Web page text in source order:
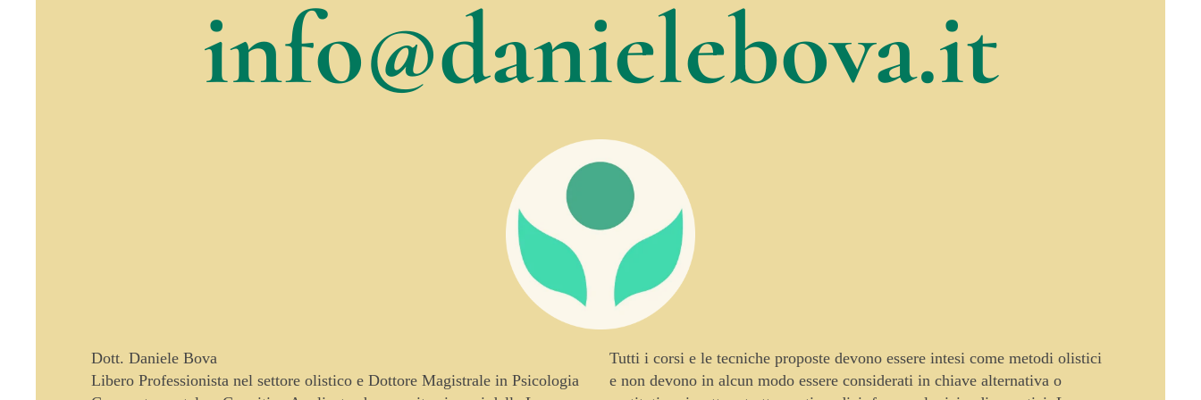
info@danielebova.it
Dott. Daniele Bova
Libero Professionista nel settore olistico e Dottore Magistrale in Psicologia
Tutti i corsi e le tecniche proposte devono essere intesi come metodi olistici
e non devono in alcun modo essere considerati in chiave alternativa o